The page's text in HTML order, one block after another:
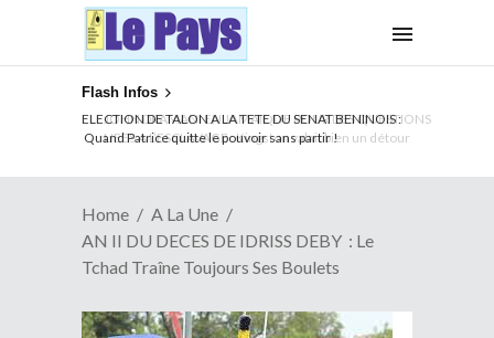
Flash Infos
ELECTION DE TALON A LA TETE DU SENAT BENINOIS :
Quand Patrice quitte le pouvoir sans partir !
Home
A La Une
AN II DU DECES DE IDRISS DEBY : Le
Tchad Traîne Toujours Ses Boulets